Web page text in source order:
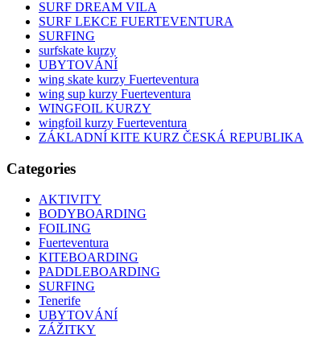
SURF DREAM VILA
SURF LEKCE FUERTEVENTURA
SURFING
surfskate kurzy
UBYTOVÁNÍ
wing skate kurzy Fuerteventura
wing sup kurzy Fuerteventura
WINGFOIL KURZY
wingfoil kurzy Fuerteventura
ZÁKLADNÍ KITE KURZ ČESKÁ REPUBLIKA
Categories
AKTIVITY
BODYBOARDING
FOILING
Fuerteventura
KITEBOARDING
PADDLEBOARDING
SURFING
Tenerife
UBYTOVÁNÍ
ZÁŽITKY